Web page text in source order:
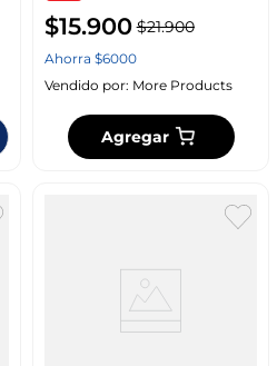
$15.900 $21.900
Ahorra $6000
Vendido por: More Products
Agregar